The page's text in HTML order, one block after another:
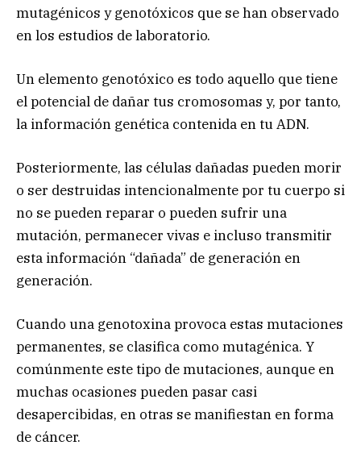
mutagénicos y genotóxicos que se han observado
en los estudios de laboratorio.
Un elemento genotóxico es todo aquello que tiene
el potencial de dañar tus cromosomas y, por tanto,
la información genética contenida en tu ADN.
Posteriormente, las células dañadas pueden morir
o ser destruidas intencionalmente por tu cuerpo si
no se pueden reparar o pueden sufrir una
mutación, permanecer vivas e incluso transmitir
esta información “dañada” de generación en
generación.
Cuando una genotoxina provoca estas mutaciones
permanentes, se clasifica como mutagénica. Y
comúnmente este tipo de mutaciones, aunque en
muchas ocasiones pueden pasar casi
desapercibidas, en otras se manifiestan en forma
de cáncer.